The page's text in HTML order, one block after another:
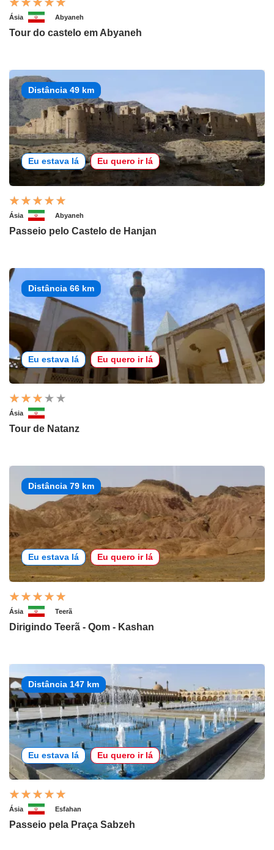
Ásia Abyaneh
Tour do castelo em Abyaneh
Distância 49 km
Eu estava lá Eu quero ir lá
Ásia Abyaneh
Passeio pelo Castelo de Hanjan
Distância 66 km
Eu estava lá Eu quero ir lá
Ásia
Tour de Natanz
Distância 79 km
Eu estava lá Eu quero ir lá
Ásia Teerã
Dirigindo Teerã - Qom - Kashan
Distância 147 km
Eu estava lá Eu quero ir lá
Ásia Esfahan
Passeio pela Praça Sabzeh